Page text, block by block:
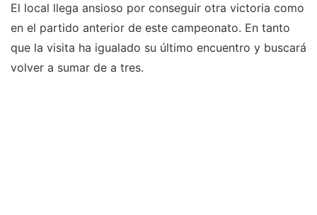
El local llega ansioso por conseguir otra victoria como
en el partido anterior de este campeonato. En tanto
que la visita ha igualado su último encuentro y buscará
volver a sumar de a tres.